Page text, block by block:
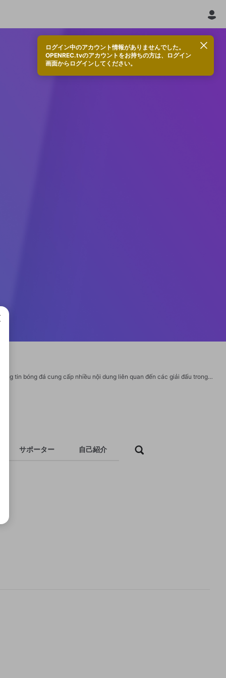
ログイン中のアカウント情報がありませんでした。
OPENREC.tvのアカウントをお持ちの方は、ログイン
画面からログインしてください。
BongdaNET 66 (BongdaNET phiên bản cải tiến) được biết đến là chuyên trang thông tin bóng đá cung cấp nhiều nội dung liên quan đến các giải đấu trong nước và quốc tế. Nền tảng này phát triển các chuyên mục như tin tức bóng đá, nhận định trận đấu, lịch thi đấu và kết quả bóng đá nhằm phục vụ nhu cầu theo dõi thể thao của người hâm mộ. Với định hướng xây dựng hệ thống dữ liệu bóng đá trực tuyến, Bongdanet tập trung cập nhật thông tin nhanh chóng và liên tục. #bongdanet66 #kqbdbongdanet66 #lichthidaubongdanet66 #bangxephangbongdanet66 #livescorebongdanet66 #tysobongdanet66 #bongdanet66dev #kqbdbongdanet66dev #lichthidaubongdanet66dev #bangxephangbongdanet66dev #livescorebongdanet66dev #tysobongdanet66dev Website: https://bongdanet66.dev/ Địa chỉ: 129 P. Văn Quán, Hà Đông, Hà Nội, Việt Nam SĐT: 0905381603 Email: bongdanet66dev@gmail.com Social: https://x.com/bongdanet66dev https://www.youtube.com/@bongdanet66dev https://www.pinterest.com/bongdanet66dev/ https://www.twitch.tv/bongdanet66dev
サポーター 自己紹介